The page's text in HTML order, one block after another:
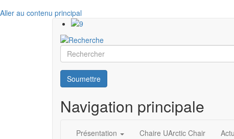
Aller au contenu principal
Rechercher
Soumettre
Navigation principale
Présentation Chaire UArctic Chair